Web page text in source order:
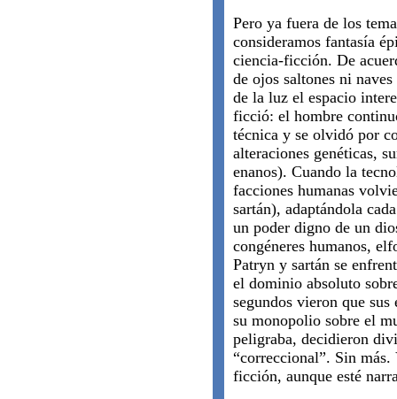
Pero ya fuera de los
consideramos fantasía
ciencia-ficción. De
de ojos saltones ni
de la luz el espacio
ficció: el hombre
técnica y se olvidó por
alteraciones genéticas,
enanos). Cuando la
facciones humanas
sartán), adaptándola
un poder digno de un
congéneres humanos,
Patryn y sartán se
el dominio absoluto
segundos vieron que
su monopolio sobre el
peligraba, decidieron
“correccional”. Sin
ficción, aunque esté